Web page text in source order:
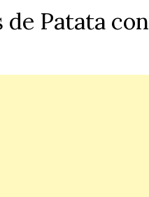
Patata con